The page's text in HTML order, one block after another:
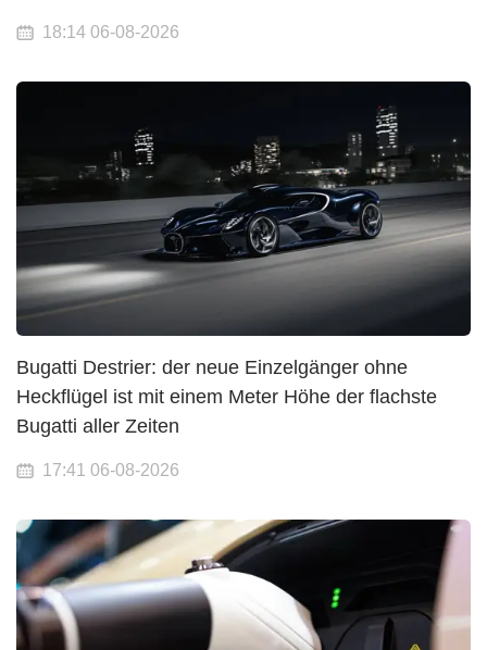
18:14 06-08-2026
Bugatti Destrier: der neue Einzelgänger ohne
Heckflügel ist mit einem Meter Höhe der flachste
Bugatti aller Zeiten
17:41 06-08-2026